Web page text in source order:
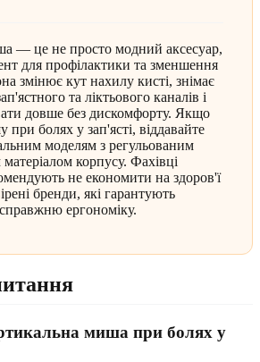
— це не просто модний аксесуар,
для профілактики та зменшення
змінює кут нахилу кисті, знімає
та ліктьового каналів і
довше без дискомфорту. Якщо
болях у зап'ясті, віддавайте
моделям з регульованим
корпусу. Фахівці
не економити на здоров'ї
бренди, які гарантують
справжню ергономіку.
миша при болях у